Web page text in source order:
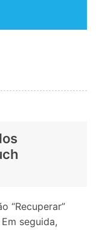
“Recuperar”
seguida,